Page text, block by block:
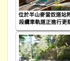
位於半山麥當奴道站
段纜車軌道正進行更